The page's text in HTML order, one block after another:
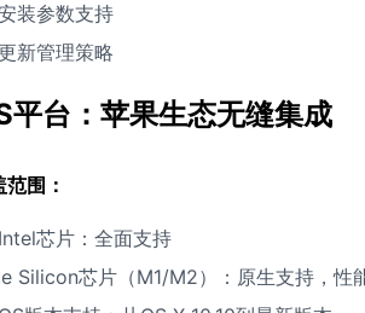
装参数支持
新管理策略
平台：苹果生态无缝集成
围：
芯片：全面支持
Silicon芯片（M1/M2）：原生支持，性